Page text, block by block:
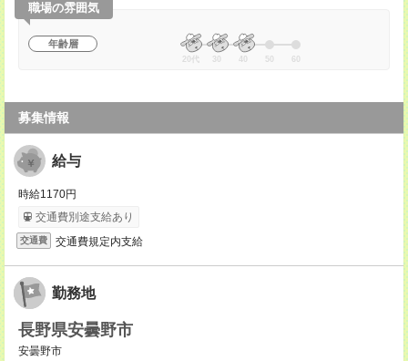
職場の雰囲気
年齢層
20代 30 40 50 60
募集情報
給与
時給1170円
交通費別途支給あり
交通費 交通費規定内支給
勤務地
長野県安曇野市
安曇野市